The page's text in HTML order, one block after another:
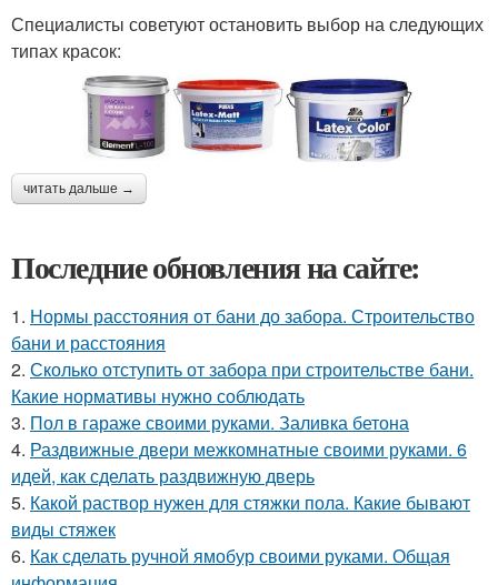
Специалисты советуют остановить выбор на следующих
типах красок:
читать дальше →
Последние обновления на сайте:
1. Нормы расстояния от бани до забора. Строительство
бани и расстояния
2. Сколько отступить от забора при строительстве бани.
Какие нормативы нужно соблюдать
3. Пол в гараже своими руками. Заливка бетона
4. Раздвижные двери межкомнатные своими руками. 6
идей, как сделать раздвижную дверь
5. Какой раствор нужен для стяжки пола. Какие бывают
виды стяжек
6. Как сделать ручной ямобур своими руками. Общая